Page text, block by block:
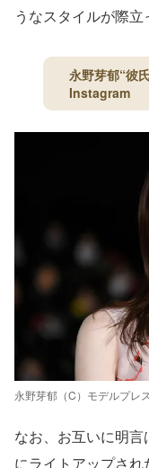
うなスタイルが際立
永野芽郁“彼
Instagram
永野芽郁（C）モデルプレス
なお、お互いに明
にライトアップさ